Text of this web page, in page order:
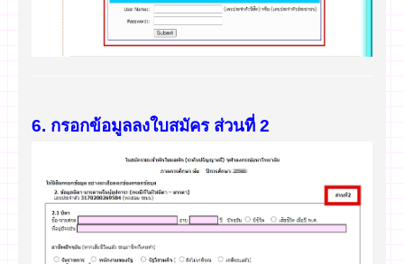
6. กรอกข้อมูลลงใบสมัคร ส่วนที่ 2